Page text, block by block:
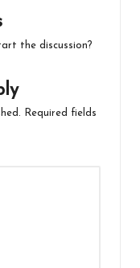
the discussion?
Required fields